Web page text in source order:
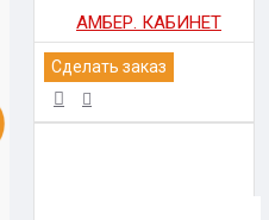
АМБЕР. КАБИНЕТ
Сделать заказ